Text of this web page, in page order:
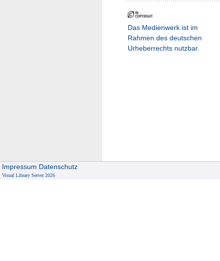
Das Medienwerk ist im
Rahmen des deutschen
Urheberrechts nutzbar.
Impressum Datenschutz
Visual Library Server 2026